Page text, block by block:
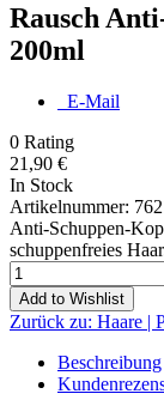
Rausch
200ml
E-Mail
0 Rating
21,90 €
In Stock
Artikelnummer:
Anti-Schuppen-
schuppenfreies
Add to Wishlist
Zurück zu: Haare |
Beschreibung